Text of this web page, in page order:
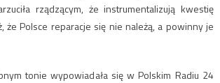
rządzącym, że instrumentalizują kwestię
że Polsce reparacje się nie należą, a powinny je
tonie wypowiadała się w Polskim Radiu 24